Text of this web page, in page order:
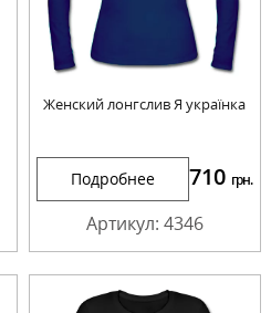
Женский лонгслив Я українка
Подробнее 710 грн.
Артикул: 4346